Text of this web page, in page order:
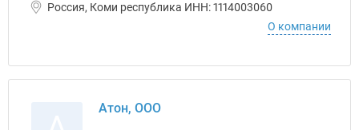
Россия, Коми республика ИНН: 1114003060
О компании
Атон, ООО